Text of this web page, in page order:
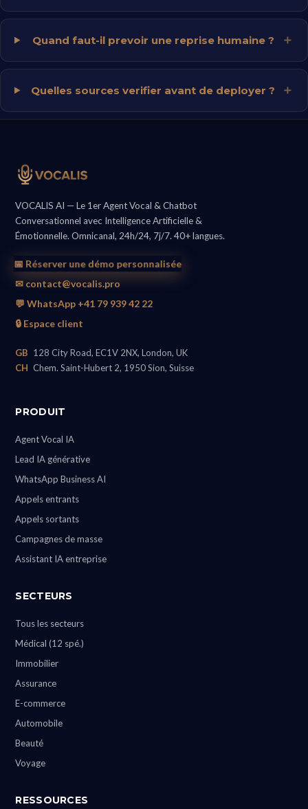
Quand faut-il prevoir une reprise humaine ?
Quelles sources verifier avant de deployer ?
VOCALIS AI — Le 1er Agent Vocal & Chatbot
Conversationnel avec Intelligence Artificielle &
Émotionnelle. Omnicanal, 24h/24, 7j/7. 40+ langues.
📅 Réserver une démo personnalisée
✉ contact@vocalis.pro
💬 WhatsApp +41 79 939 42 22
🔒 Espace client
GB 128 City Road, EC1V 2NX, London, UK
CH Chem. Saint-Hubert 2, 1950 Sion, Suisse
PRODUIT
Agent Vocal IA
Lead IA générative
WhatsApp Business AI
Appels entrants
Appels sortants
Campagnes de masse
Assistant IA entreprise
SECTEURS
Tous les secteurs
Médical (12 spé.)
Immobilier
Assurance
E-commerce
Automobile
Beauté
Voyage
RESSOURCES